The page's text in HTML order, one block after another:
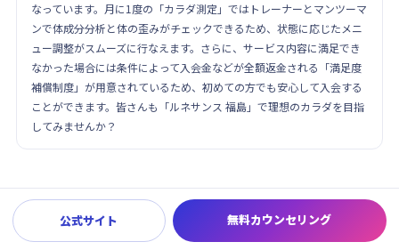
なっています。月に1度の「カラダ測定」ではトレーナーとマンツーマ
ンで体成分分析と体の歪みがチェックできるため、状態に応じたメニ
ュー調整がスムーズに行なえます。さらに、サービス内容に満足でき
なかった場合には条件によって入会金などが全額返金される「満足度
補償制度」が用意されているため、初めての方でも安心して入会する
ことができます。皆さんも「ルネサンス 福島」で理想のカラダを目指
してみませんか？
公式サイト 無料カウンセリング